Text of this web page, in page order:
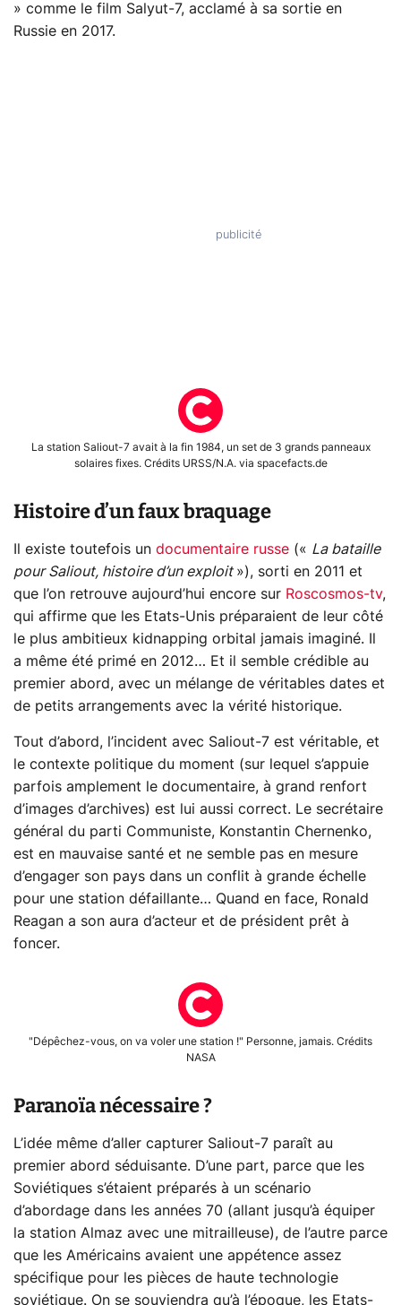
» comme le film Salyut-7, acclamé à sa sortie en
Russie en 2017.
La station Saliout-7 avait à la fin 1984, un set de 3 grands panneaux
solaires fixes. Crédits URSS/N.A. via spacefacts.de
Histoire d’un faux braquage
Il existe toutefois un documentaire russe (« La bataille
pour Saliout, histoire d’un exploit »), sorti en 2011 et
que l’on retrouve aujourd’hui encore sur Roscosmos-tv,
qui affirme que les Etats-Unis préparaient de leur côté
le plus ambitieux kidnapping orbital jamais imaginé. Il
a même été primé en 2012… Et il semble crédible au
premier abord, avec un mélange de véritables dates et
de petits arrangements avec la vérité historique.
Tout d’abord, l’incident avec Saliout-7 est véritable, et
le contexte politique du moment (sur lequel s’appuie
parfois amplement le documentaire, à grand renfort
d’images d’archives) est lui aussi correct. Le secrétaire
général du parti Communiste, Konstantin Chernenko,
est en mauvaise santé et ne semble pas en mesure
d’engager son pays dans un conflit à grande échelle
pour une station défaillante… Quand en face, Ronald
Reagan a son aura d’acteur et de président prêt à
foncer.
"Dépêchez-vous, on va voler une station !" Personne, jamais. Crédits
NASA
Paranoïa nécessaire ?
L’idée même d’aller capturer Saliout-7 paraît au
premier abord séduisante. D’une part, parce que les
Soviétiques s’étaient préparés à un scénario
d’abordage dans les années 70 (allant jusqu’à équiper
la station Almaz avec une mitrailleuse), de l’autre parce
que les Américains avaient une appétence assez
spécifique pour les pièces de haute technologie
soviétique. On se souviendra qu’à l’époque, les Etats-